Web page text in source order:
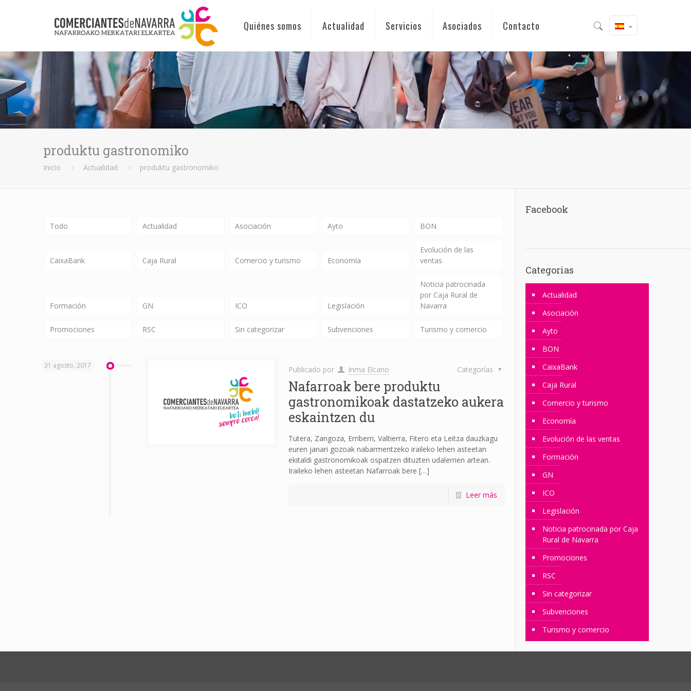
Quiénes somos Actualidad Servicios Asociados Contacto
produktu gastronomiko
Inicio Actualidad produktu gastronomiko
Todo Actualidad Asociación Ayto BON
CaixaBank Caja Rural Comercio y turismo Economía
Evolución de las
ventas
Formación GN ICO Legislación
Noticia patrocinada
por Caja Rural de
Navarra
Promociones RSC Sin categorizar Subvenciones Turismo y comercio
31 agosto, 2017 Publicado por Inma Elcano Categorías
Nafarroak bere produktu
gastronomikoak dastatzeko aukera
eskaintzen du
Tutera, Zangoza, Erriberri, Valtierra, Fitero eta Leitza dauzkagu
euren janari gozoak nabarmentzeko iraileko lehen asteetan
ekitaldi gastronomikoak ospatzen dituzten udalerrien artean.
Iraileko lehen asteetan Nafarroak bere […]
Leer más
Facebook
Categorias
Actualidad
Asociación
Ayto
BON
CaixaBank
Caja Rural
Comercio y turismo
Economía
Evolución de las ventas
Formación
GN
ICO
Legislación
Noticia patrocinada por Caja
Rural de Navarra
Promociones
RSC
Sin categorizar
Subvenciones
Turismo y comercio